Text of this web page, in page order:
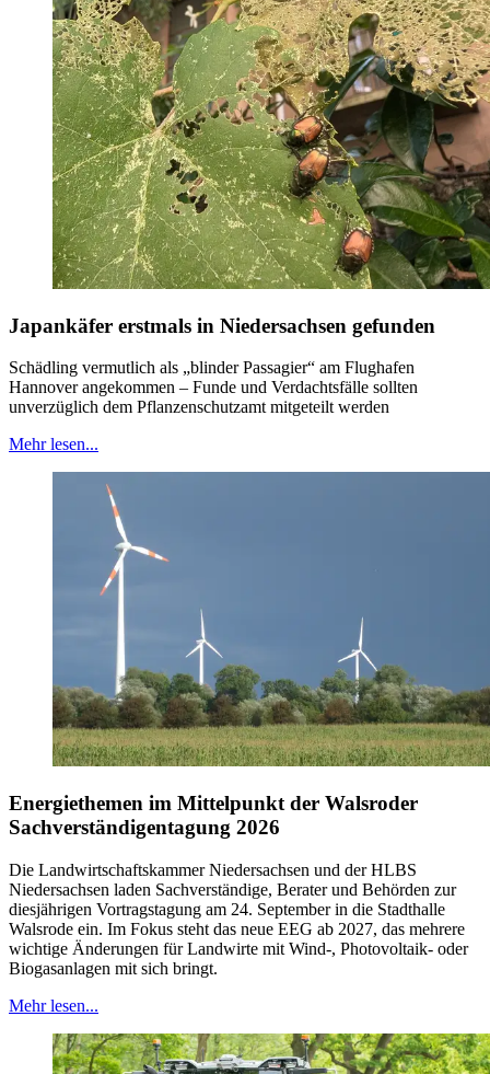
Japankäfer erstmals in Niedersachsen gefunden
Schädling vermutlich als „blinder Passagier“ am Flughafen
Hannover angekommen – Funde und Verdachtsfälle sollten
unverzüglich dem Pflanzenschutzamt mitgeteilt werden
Mehr lesen...
Energiethemen im Mittelpunkt der Walsroder
Sachverständigentagung 2026
Die Landwirtschaftskammer Niedersachsen und der HLBS
Niedersachsen laden Sachverständige, Berater und Behörden zur
diesjährigen Vortragstagung am 24. September in die Stadthalle
Walsrode ein. Im Fokus steht das neue EEG ab 2027, das mehrere
wichtige Änderungen für Landwirte mit Wind-, Photovoltaik- oder
Biogasanlagen mit sich bringt.
Mehr lesen...